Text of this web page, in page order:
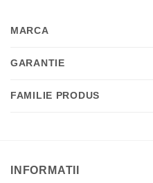
MARCA
GARANTIE
FAMILIE PRODUS
INFORMATII